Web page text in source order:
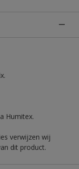
Humitex.
verwijzen wij
dit product.